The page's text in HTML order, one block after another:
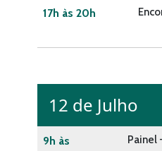
17h às 20h
12 de Julho
9h às
Painel